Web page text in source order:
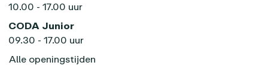
10.00 - 17.00 uur
CODA Junior
09.30 - 17.00 uur
Alle openingstijden